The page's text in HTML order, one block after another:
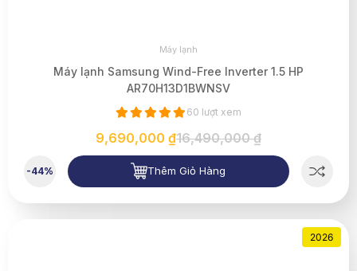
Máy lạnh
Máy lạnh Samsung Wind-Free Inverter 1.5 HP
AR70H13D1BWNSV
60 lượt xem
9,690,000 ₫16,490,000 ₫
-44% Thêm Giỏ Hàng
2026